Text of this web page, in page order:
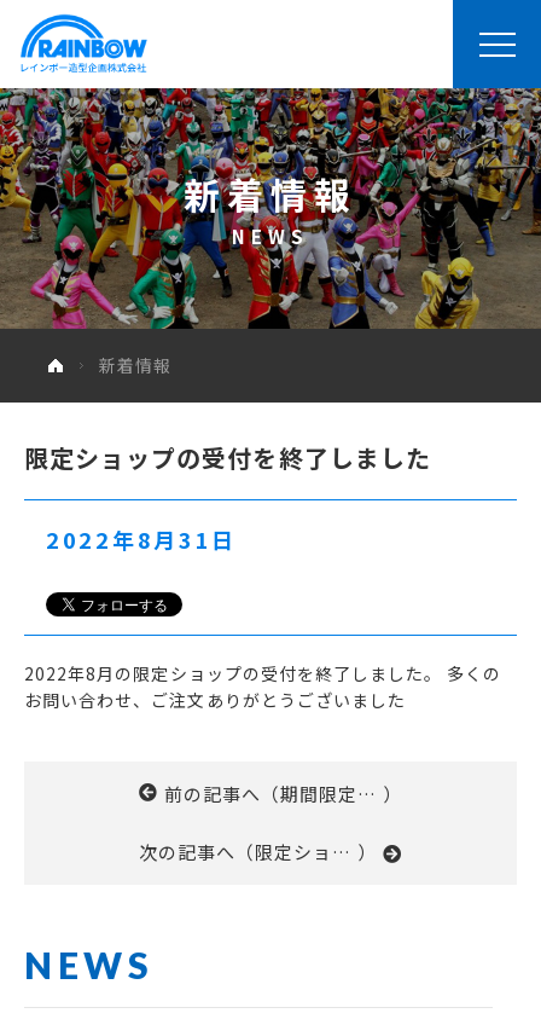
新着情報
NEWS
新着情報
限定ショップの受付を終了しました
2022年8月31日
2022年8月の限定ショップの受付を終了しました。 多くの
お問い合わせ、ご注文ありがとうございました
前の記事へ（期間限定シ
付を開始し
）
次の記事へ（限定ショッ ）
NEWS